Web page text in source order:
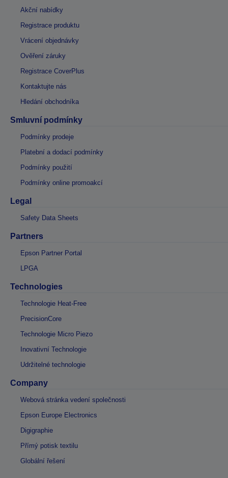
Akční nabídky
Registrace produktu
Vrácení objednávky
Ověření záruky
Registrace CoverPlus
Kontaktujte nás
Hledání obchodníka
Smluvní podmínky
Podmínky prodeje
Platební a dodací podmínky
Podmínky použití
Podmínky online promoakcí
Legal
Safety Data Sheets
Partners
Epson Partner Portal
LPGA
Technologies
Technologie Heat-Free
PrecisionCore
Technologie Micro Piezo
Inovativní Technologie
Udržitelné technologie
Company
Webová stránka vedení společnosti
Epson Europe Electronics
Digigraphie
Přímý potisk textilu
Globální řešení